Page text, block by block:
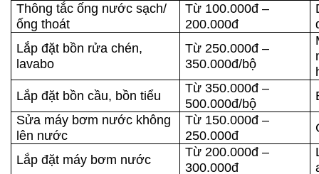
Thông tắc ống nước sạch/
ống thoát
Từ 100.000đ –
200.000đ
Lắp đặt bồn rửa chén,
lavabo
Từ 250.000đ –
350.000đ/bộ
Lắp đặt bồn cầu, bồn tiểu
Từ 350.000đ –
500.000đ/bộ
Sửa máy bơm nước không
lên nước
Từ 150.000đ –
250.000đ
Lắp đặt máy bơm nước
Từ 200.000đ –
300.000đ